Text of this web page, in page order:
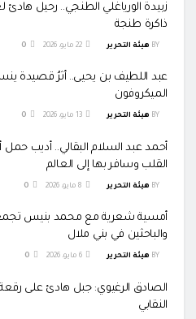
زبيدة الورياغلي الطنجي.. رحيل هادئ
ذاكرة طنجة
BY هيئة التحرير
عبد اللطيف بن يحيى.. أثرُ قصيدة
الميكروفون
BY هيئة التحرير
أحمد عبد السلام البقالي.. أديب
القلب وسافر بها إلى العالم
BY هيئة التحرير
أمسية شعرية مع محمد بنيس تجمع
والباحثين في بني ملال
BY هيئة التحرير
الصادق الرغيوي: جبل هادئ على
النقابي